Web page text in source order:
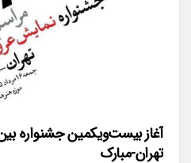
آغاز بیست‌ویکمین جشنواره
تهران-مبارک